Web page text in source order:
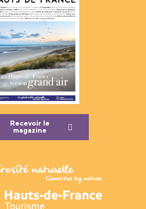
Recevoir le
magazine